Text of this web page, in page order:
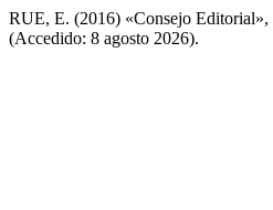
RUE, E. (2016) «Consejo Editorial»,
(Accedido: 8 agosto 2026).